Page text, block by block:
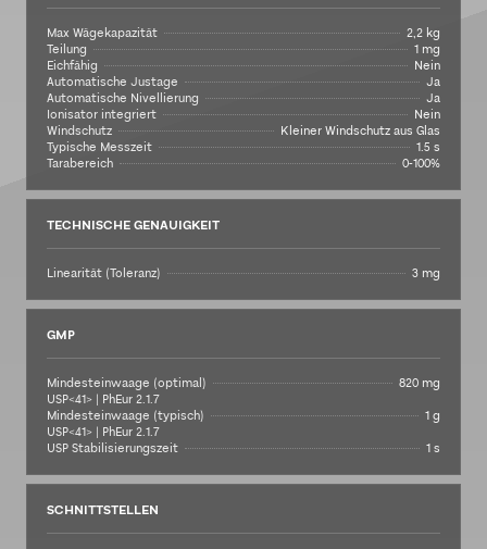
Max Wägekapazität
2,2 kg
Teilung
1 mg
Eichfähig
Nein
Automatische Justage
Ja
Automatische Nivellierung
Ja
Ionisator integriert
Nein
Windschutz
Kleiner Windschutz aus Glas
Typische Messzeit
1.5 s
Tarabereich
0-100%
TECHNISCHE GENAUIGKEIT
Linearität (Toleranz) 3 mg
GMP
Mindesteinwaage (optimal)
USP<41> | PhEur 2.1.7
820 mg
Mindesteinwaage (typisch)
USP<41> | PhEur 2.1.7
1 g
USP Stabilisierungszeit
1 s
SCHNITTSTELLEN